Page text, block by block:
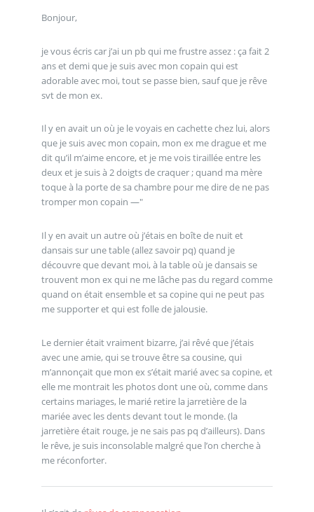
Bonjour,
je vous écris car j’ai un pb qui me frustre assez : ça fait 2
ans et demi que je suis avec mon copain qui est
adorable avec moi, tout se passe bien, sauf que je rêve
svt de mon ex.
Il y en avait un où je le voyais en cachette chez lui, alors
que je suis avec mon copain, mon ex me drague et me
dit qu’il m’aime encore, et je me vois tiraillée entre les
deux et je suis à 2 doigts de craquer ; quand ma mère
toque à la porte de sa chambre pour me dire de ne pas
tromper mon copain —"
Il y en avait un autre où j’étais en boîte de nuit et
dansais sur une table (allez savoir pq) quand je
découvre que devant moi, à la table où je dansais se
trouvent mon ex qui ne me lâche pas du regard comme
quand on était ensemble et sa copine qui ne peut pas
me supporter et qui est folle de jalousie.
Le dernier était vraiment bizarre, j’ai rêvé que j’étais
avec une amie, qui se trouve être sa cousine, qui
m’annonçait que mon ex s’était marié avec sa copine, et
elle me montrait les photos dont une où, comme dans
certains mariages, le marié retire la jarretière de la
mariée avec les dents devant tout le monde. (la
jarretière était rouge, je ne sais pas pq d’ailleurs). Dans
le rêve, je suis inconsolable malgré que l’on cherche à
me réconforter.